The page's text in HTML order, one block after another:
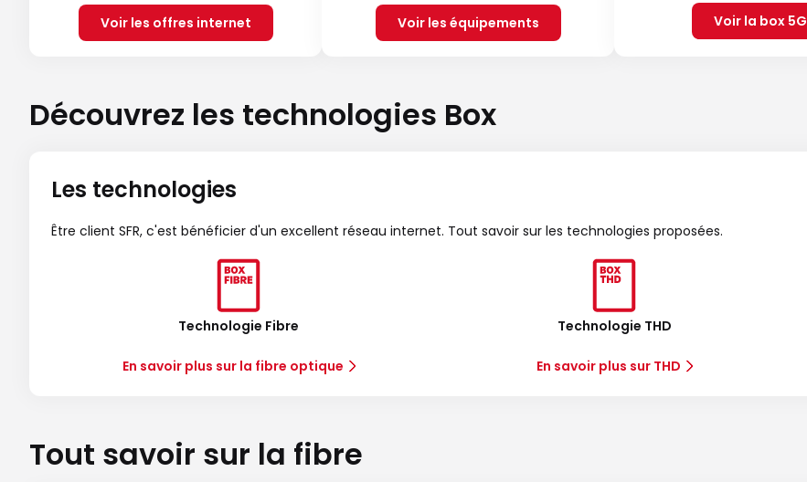
Voir les offres internet Voir les équipements Voir la box 5G
Découvrez les technologies Box
Les technologies
Être client SFR, c'est bénéficier d'un excellent réseau internet. Tout savoir sur les technologies proposées.
Technologie Fibre
En savoir plus sur la fibre optique
Technologie THD
En savoir plus sur THD
Tout savoir sur la fibre